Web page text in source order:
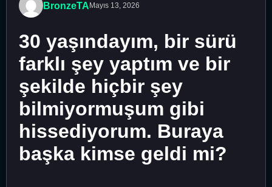
BronzeTA Mayıs 13, 2026
30 yaşındayım, bir sürü
farklı şey yaptım ve bir
şekilde hiçbir şey
bilmiyormuşum gibi
hissediyorum. Buraya
başka kimse geldi mi?